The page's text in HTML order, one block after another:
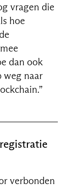
vragen die
hoe
dan ook
weg naar
verbonden